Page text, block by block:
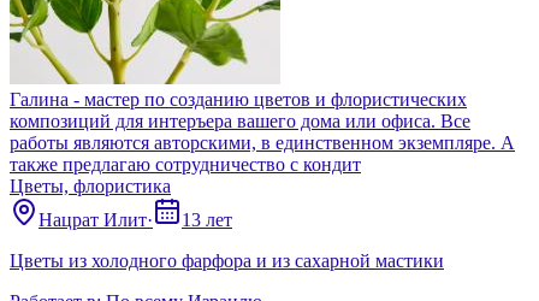
Галина - мастер по созданию цветов и флористических
композиций для интеръера вашего дома или офиса. Все
работы являются авторскими, в единственном экземпляре. А
также предлагаю сотрудничество с кондит
Цветы, флористика
Нацрат Илит·
13 лет
Цветы из холодного фарфора и из сахарной мастики